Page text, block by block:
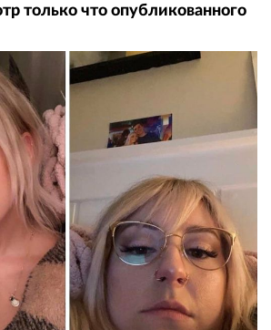
только что опубликованного